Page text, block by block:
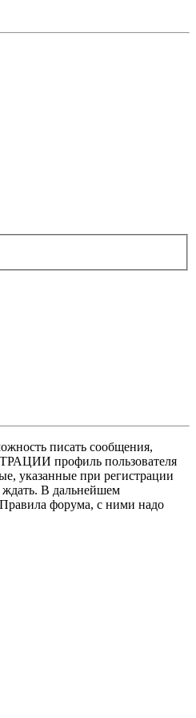
писать сообщения,
профиль пользователя
указанные при регистрации
ждать. В дальнейшем
форума, с ними надо